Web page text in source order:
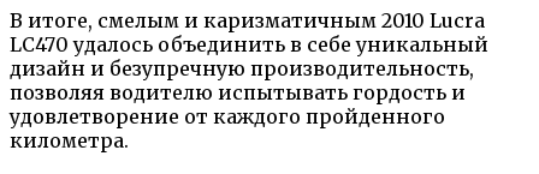
В итоге, смелым и каризматичным 2010 Lucra
LC470 удалось объединить в себе уникальный
дизайн и безупречную производительность,
позволяя водителю испытывать гордость и
удовлетворение от каждого пройденного
километра.